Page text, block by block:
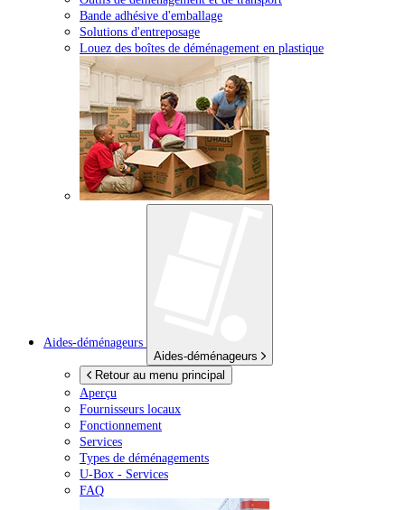
Bande adhésive d'emballage
Solutions d'entreposage
Louez des boîtes de déménagement en plastique
Aides-déménageurs
Aides-déménageurs
Retour au menu principal
Aperçu
Fournisseurs locaux
Fonctionnement
Services
Types de déménagements
U-Box - Services
FAQ